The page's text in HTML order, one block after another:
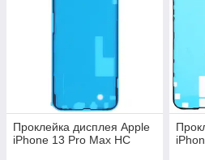
Проклейка дисплея Apple
iPhone 13 Pro Max HC